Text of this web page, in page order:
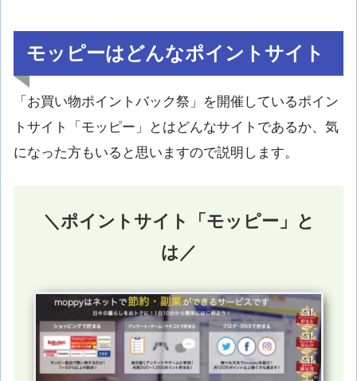
モッピーはどんなポイントサイト
「お買い物ポイントバック祭」を開催しているポイン
トサイト「モッピー」とはどんなサイトであるか、気
になった方もいると思いますので説明します。
＼ポイントサイト「モッピー」と
は／